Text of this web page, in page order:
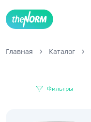
Главная Каталог
Фильтры